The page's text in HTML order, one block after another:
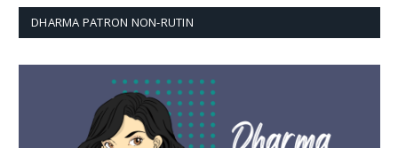
DHARMA PATRON NON-RUTIN